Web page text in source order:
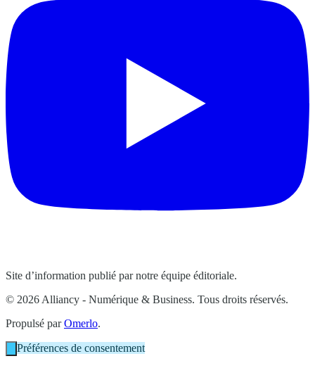
Site d’information publié par notre équipe éditoriale.
© 2026 Alliancy - Numérique & Business. Tous droits réservés.
Propulsé parOmerlo.
Préférences de consentement